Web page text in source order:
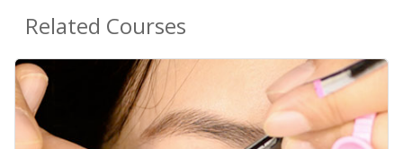
Related Courses